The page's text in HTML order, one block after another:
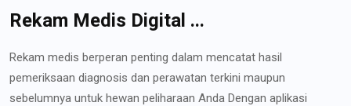
Rekam Medis Digital ...
Rekam medis berperan penting dalam mencatat hasil
pemeriksaan diagnosis dan perawatan terkini maupun
sebelumnya untuk hewan peliharaan Anda Dengan aplikasi